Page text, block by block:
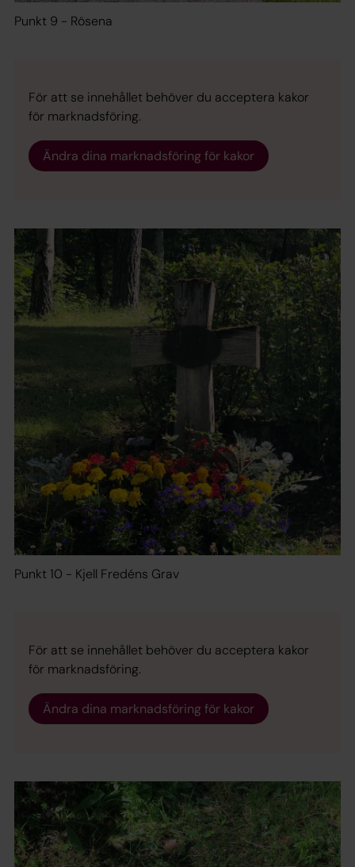
Punkt 9 - Rösena
För att se innehållet behöver du acceptera kakor
för marknadsföring.
Ändra dina marknadsföring för kakor
Punkt 10 - Kjell Fredéns Grav
För att se innehållet behöver du acceptera kakor
för marknadsföring.
Ändra dina marknadsföring för kakor